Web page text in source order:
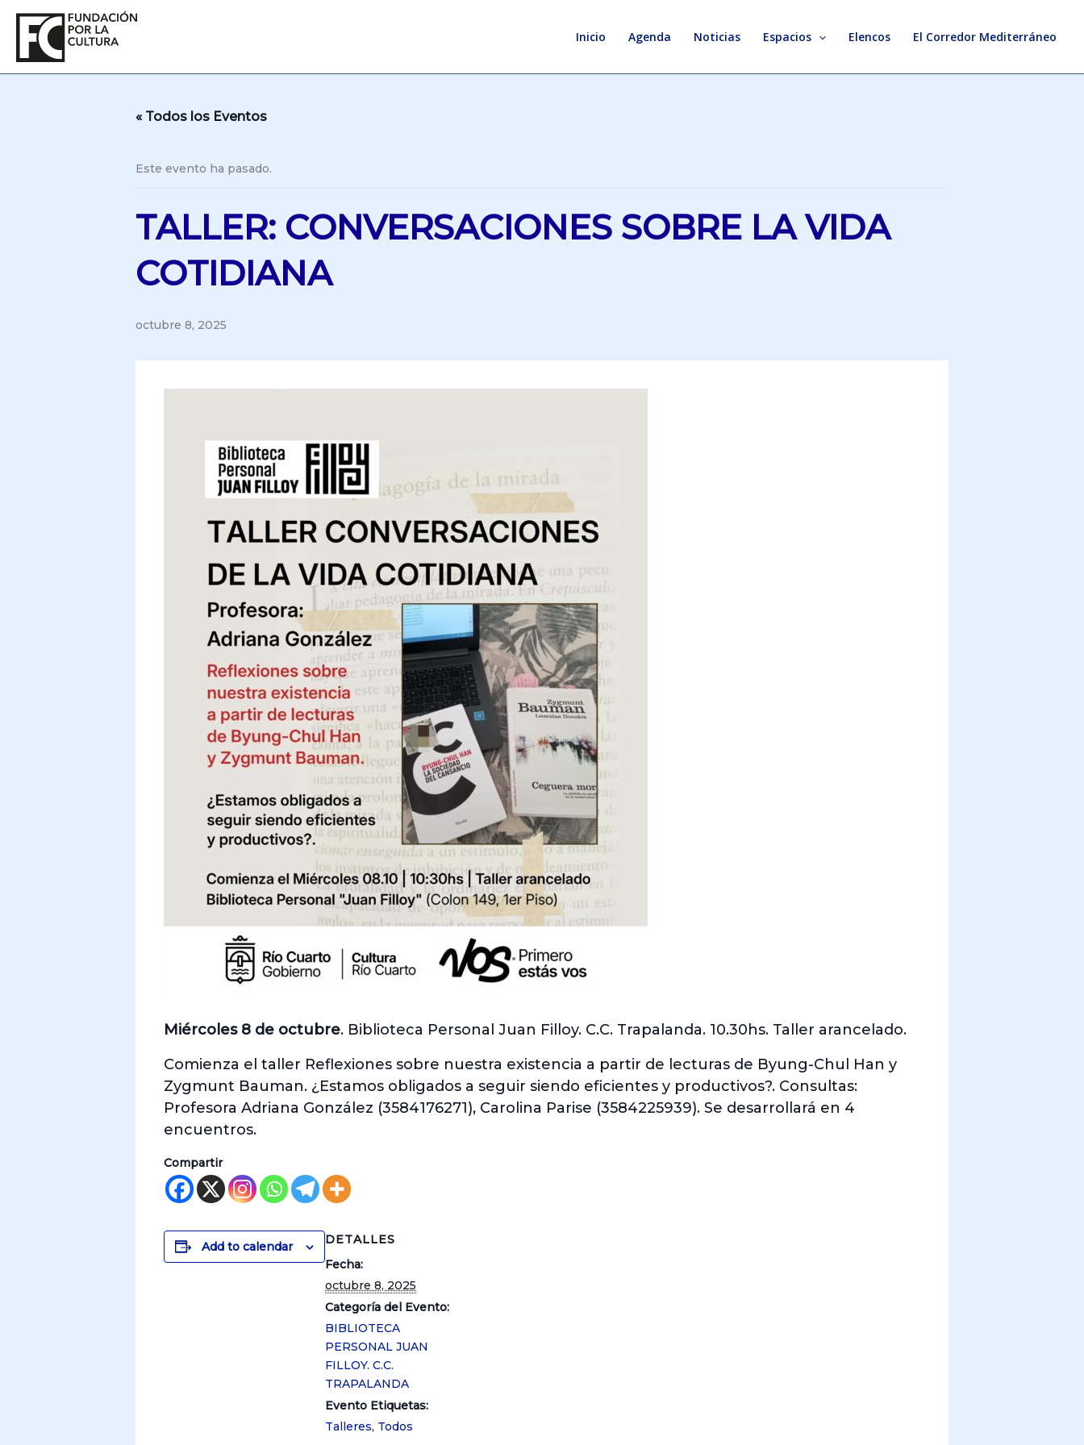
contenido
Inicio Agenda Noticias Espacios Elencos El Corredor Mediterráneo
« Todos los Eventos
Este evento ha pasado.
TALLER: CONVERSACIONES SOBRE LA VIDA
COTIDIANA
octubre 8, 2025
Miércoles 8 de octubre. Biblioteca Personal Juan Filloy. C.C. Trapalanda. 10.30hs. Taller arancelado.
Comienza el taller Reflexiones sobre nuestra existencia a partir de lecturas de Byung-Chul Han y
Zygmunt Bauman. ¿Estamos obligados a seguir siendo eficientes y productivos?. Consultas:
Profesora Adriana González (3584176271), Carolina Parise (3584225939). Se desarrollará en 4
encuentros.
Compartir
Add to calendar
DETALLES
Fecha:
octubre 8, 2025
Categoría del Evento:
BIBLIOTECA
PERSONAL JUAN
FILLOY. C.C.
TRAPALANDA
Evento Etiquetas:
Talleres, Todos